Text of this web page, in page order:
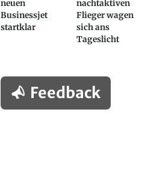
neuen
Businessjet
startklar
nachtaktiven
Flieger wagen
sich ans
Tageslicht
Feedback